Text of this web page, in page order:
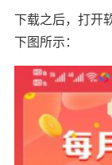
下载之后，打开
下图所示：